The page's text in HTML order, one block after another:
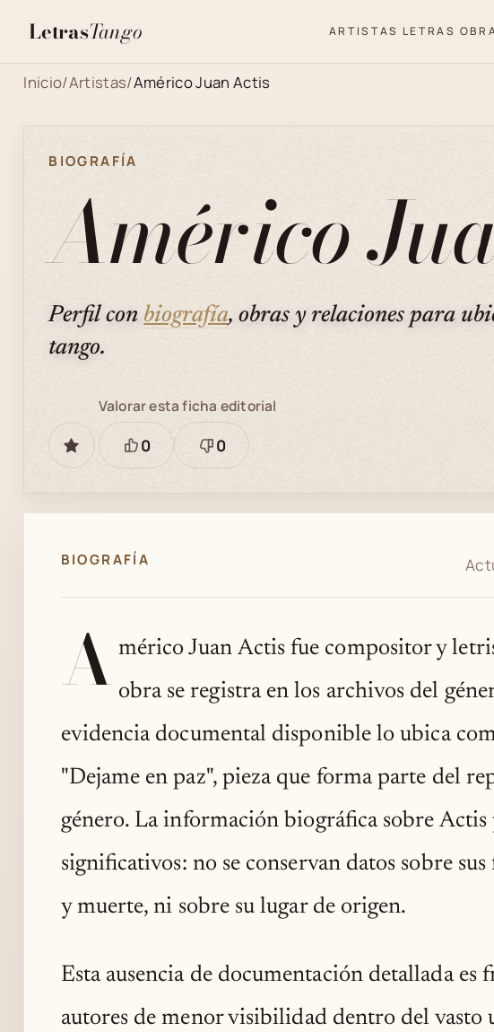
LetrasTango ARTISTAS LETRAS
Inicio/Artistas/Américo Juan Actis
BIOGRAFÍA
Américo
Perfil con biografía, obras y relaciones para
tango.
GUARDAR
Valorar esta ficha editorial
Está
0
Necesita
0
BIOGRAFÍA
A mérico Juan Actis fue compositor y
obra se registra en los archivos del
evidencia documental disponible lo ubica
"Dejame en paz", pieza que forma parte del
género. La información biográfica sobre Actis
significativos: no se conservan datos sobre
y muerte, ni sobre su lugar de origen.
Esta ausencia de documentación detallada es
autores de menor visibilidad dentro del vasto